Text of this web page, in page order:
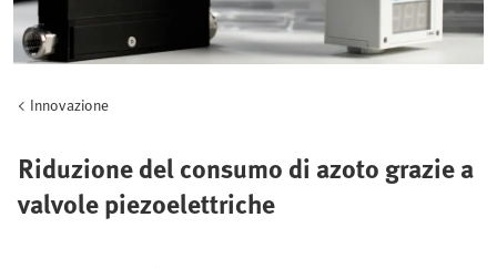
Innovazione
Riduzione del consumo di azoto grazie a
valvole piezoelettriche